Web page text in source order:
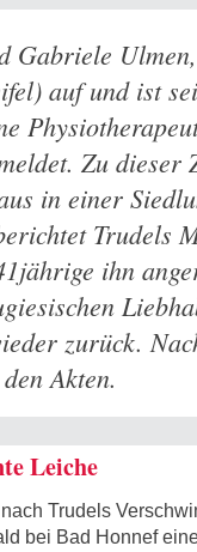
Gabriele
auf und ist
Zu dieser
in einer
Trudels
ihn
zurück.
Akten.
Leiche
Trudels
bei Bad Honnef